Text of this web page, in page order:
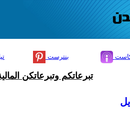
بنترست
تبرعاتكم وتبرعاتكن